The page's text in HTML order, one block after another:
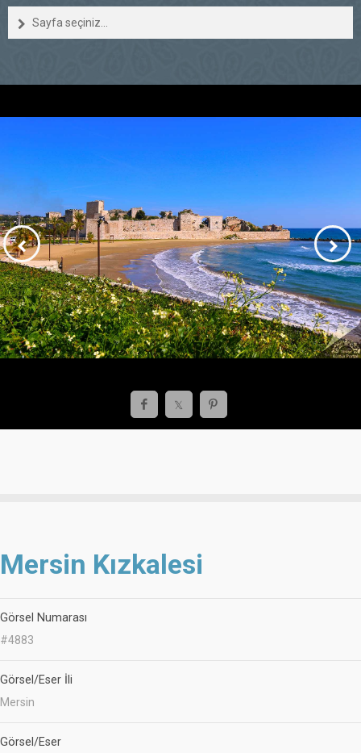
Sayfa seçiniz...
Mersin Kızkalesi
Görsel Numarası
#4883
Görsel/Eser İli
Mersin
Görsel/Eser